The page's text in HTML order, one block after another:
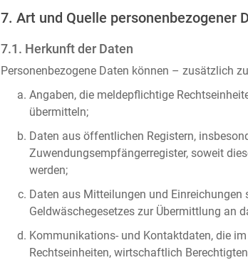
7. Art und Quelle personenbezogener
7.1. Herkunft der Daten
Personenbezogene Daten können – zusätzlich
Angaben, die meldepflichtige
übermitteln;
Daten aus öffentlichen Registern,
Zuwendungsempfängerregister, soweit
werden;
Daten aus Mitteilungen und
Geldwäschegesetzes zur Übermittlung an
Kommunikations- und Kontaktdaten, die
Rechtseinheiten, wirtschaftlich